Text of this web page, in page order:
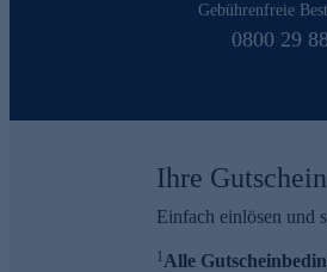
Gebührenfreie
0800 29
Ihre
Einfach einlösen und
1Alle